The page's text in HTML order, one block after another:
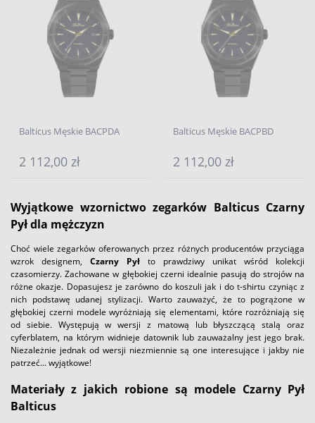
Balticus Męskie BACPDA
2 112,00 zł
Balticus Męskie BACPBD
2 112,00 zł
Wyjątkowe wzornictwo zegarków Balticus Czarny
Pył dla mężczyzn
Choć wiele zegarków oferowanych przez różnych producentów przyciąga
wzrok designem, Czarny Pył to prawdziwy unikat wśród kolekcji
czasomierzy. Zachowane w głębokiej czerni idealnie pasują do strojów na
różne okazje. Dopasujesz je zarówno do koszuli jak i do t-shirtu czyniąc z
nich podstawę udanej stylizacji. Warto zauważyć, że to pogrążone w
głębokiej czerni modele wyróżniają się elementami, które rozróżniają się
od siebie. Występują w wersji z matową lub błyszczącą stalą oraz
cyferblatem, na którym widnieje datownik lub zauważalny jest jego brak.
Niezależnie jednak od wersji niezmiennie są one interesujące i jakby nie
patrzeć... wyjątkowe!
Materiały z jakich robione są modele Czarny Pył
Balticus